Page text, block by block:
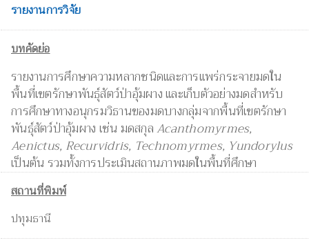
รายงานการวิจัย
บทคัดย่อ
รายงานการศึกษาความหลากชนิดและการแพร่กระจายมดใน
พื้นที่เขตรักษาพันธุ์สัตว์ป่าอุ้มผาง และเก็บตัวอย่างมดสำหรับ
การศึกษาทางอนุกรมวิธานของมดบางกลุ่มจากพื้นที่เขตรักษา
พันธุ์สัตว์ป่าอุ้มผาง เช่น มดสกุลAcanthomyrmes,
Aenictus, Recurvidris, Technomyrmes, Yundorylus
เป็นต้น รวมทั้งการประเมินสถานภาพมดในพื้นที่ศึกษา
สถานที่พิมพ์
ปทุมธานี